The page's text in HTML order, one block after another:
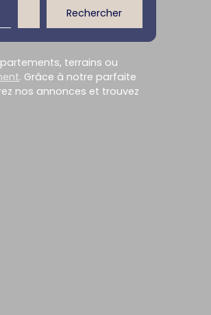
Rechercher
terrains ou
. Grâce à notre parfaite
nos annonces et trouvez